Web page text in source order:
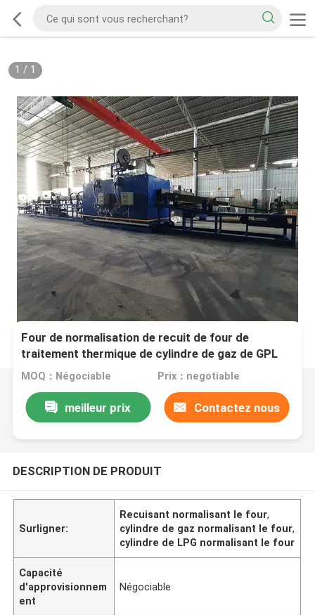
1 / 1
Four de normalisation de recuit de four de
traitement thermique de cylindre de gaz de GPL
MOQ：Négociable Prix：negotiable
meilleur prix Contactez nous
DESCRIPTION DE PRODUIT
Surligner:
Recuisant normalisant le four,
cylindre de gaz normalisant le four,
cylindre de LPG normalisant le four
Capacité
d'approvisionnem
ent
Négociable